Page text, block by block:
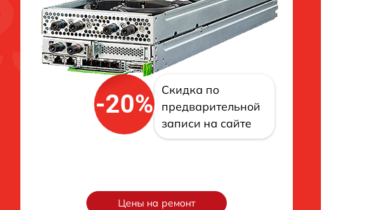
-20%
Скидка по
предварительной
записи на сайте
Цены на ремонт